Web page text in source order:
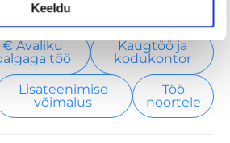
Keeldu
€ Avaliku
töö
Kaugtöö ja
kodukontor
Lisateenimise
võimalus
Töö
noortele